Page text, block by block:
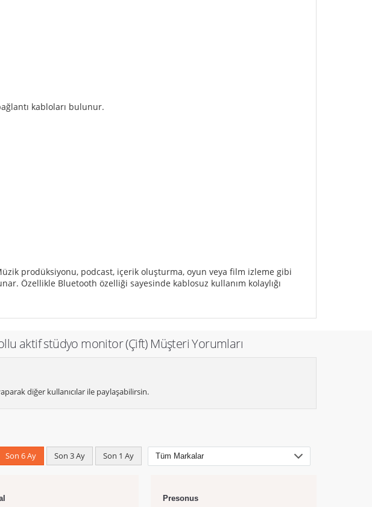
kabloları bulunur.
prodüksiyonu, podcast, içerik oluşturma, oyun veya film izleme gibi
Özellikle Bluetooth özelliği sayesinde kablosuz kullanım kolaylığı
aktif stüdyo monitor (Çift) Müşteri Yorumları
diğer kullanıcılar ile paylaşabilirsin.
Son 6 Ay Son 3 Ay Son 1 Ay
Presonus